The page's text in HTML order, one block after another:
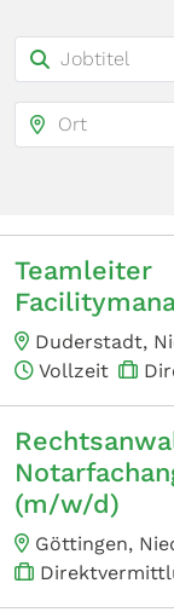
Teamleiter
Duderstadt,
Vollzeit
(m/w/d)
Göttingen,